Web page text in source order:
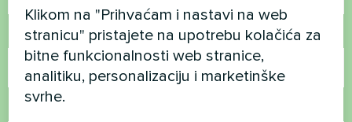
E-pošta
Klikom na "Prihvaćam i nastavi na web
stranicu" pristajete na upotrebu kolačića za
bitne funkcionalnosti web stranice,
analitiku, personalizaciju i marketinške
svrhe.